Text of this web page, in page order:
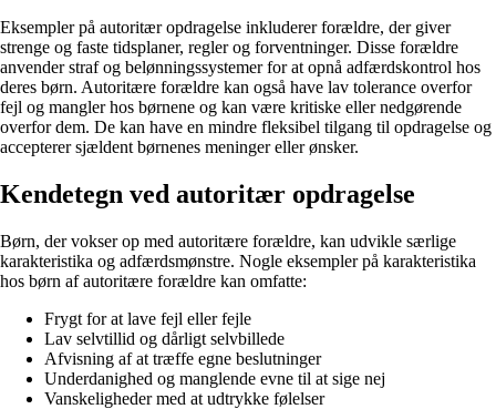
Eksempler på autoritær opdragelse inkluderer forældre, der giver
strenge og faste tidsplaner, regler og forventninger. Disse forældre
anvender straf og belønningssystemer for at opnå adfærdskontrol hos
deres børn. Autoritære forældre kan også have lav tolerance overfor
fejl og mangler hos børnene og kan være kritiske eller nedgørende
overfor dem. De kan have en mindre fleksibel tilgang til opdragelse og
accepterer sjældent børnenes meninger eller ønsker.
Kendetegn ved autoritær opdragelse
Børn, der vokser op med autoritære forældre, kan udvikle særlige
karakteristika og adfærdsmønstre. Nogle eksempler på karakteristika
hos børn af autoritære forældre kan omfatte:
Frygt for at lave fejl eller fejle
Lav selvtillid og dårligt selvbillede
Afvisning af at træffe egne beslutninger
Underdanighed og manglende evne til at sige nej
Vanskeligheder med at udtrykke følelser